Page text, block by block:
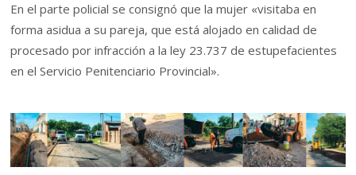
En el parte policial se consignó que la mujer «visitaba en
forma asidua a su pareja, que está alojado en calidad de
procesado por infracción a la ley 23.737 de estupefacientes
en el Servicio Penitenciario Provincial».